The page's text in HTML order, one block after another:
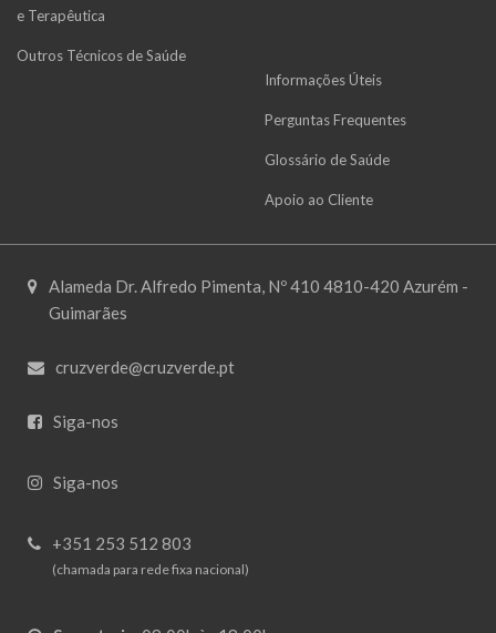
e Terapêutica
Outros Técnicos de Saúde
Informações Úteis
Perguntas Frequentes
Glossário de Saúde
Apoio ao Cliente
Alameda Dr. Alfredo Pimenta, Nº 410 4810-420 Azurém -
Guimarães
cruzverde@cruzverde.pt
Siga-nos
Siga-nos
+351 253 512 803
(chamada para rede fixa nacional)